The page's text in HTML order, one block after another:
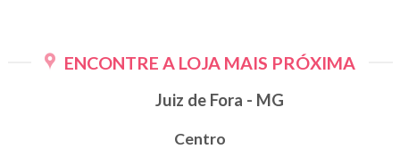
várias
ENCONTRE A LOJA MAIS PRÓXIMA
Juiz de Fora - MG
Centro